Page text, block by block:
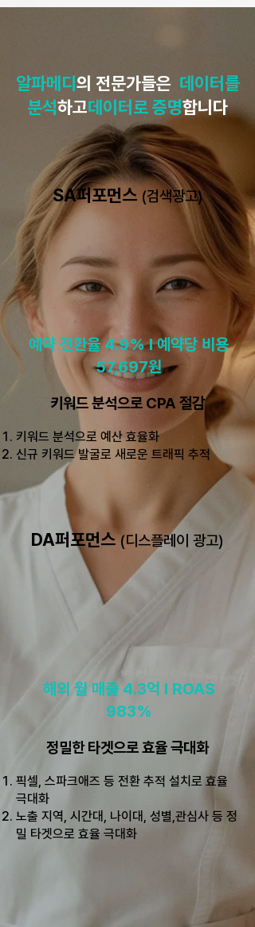
알파메디의 전문가들은 데이터를
분석하고데이터로 증명합니다
SA퍼포먼스 (검색광고)
예약 전환율 4.9% l 예약당 비용
57,697원
키워드 분석으로 CPA 절감
키워드 분석으로 예산 효율화
신규 키워드 발굴로 새로운 트래픽 추적
DA퍼포먼스(디스플레이 광고)
해외 월 매출 4.3억 l ROAS
983%
정밀한 타겟으로 효율 극대화
픽셀, 스파크애즈 등 전환 추적 설치로 효율
극대화
노출 지역, 시간대, 나이대, 성별,관심사 등 정
밀 타겟으로 효율 극대화